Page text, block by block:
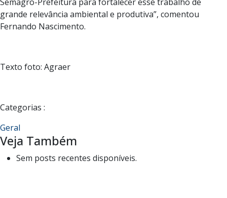
grande relevância ambiental e produtiva”, comentou
Fernando Nascimento.
Texto foto: Agraer
Categorias :
Geral
Veja Também
Sem posts recentes disponíveis.